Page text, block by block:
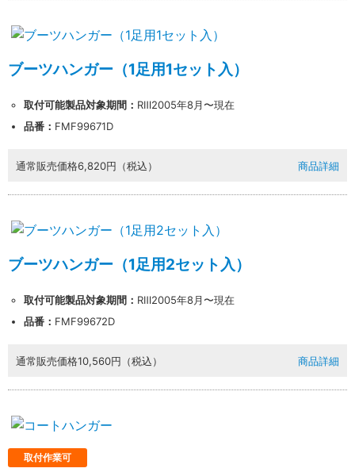
ブーツハンガー（1足用1セット入）
取付可能製品対象期間： RⅢ2005年8月〜現在
品番： FMF99671D
通常販売価格6,820円（税込） 商品詳細
ブーツハンガー（1足用2セット入）
取付可能製品対象期間： RⅢ2005年8月〜現在
品番： FMF99672D
通常販売価格10,560円（税込） 商品詳細
取付作業可